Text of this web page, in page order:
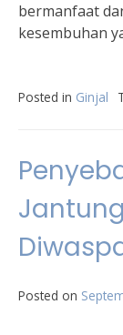
bermanfaat
kesembuhan
Posted in Ginjal
Posted on